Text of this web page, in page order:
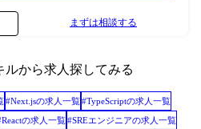
の配属を想定しています。 部全体で
続して積極採用を行い組織は大きく拡
視点が活かされることで、⽴場に関
社⾵です。また、主体的な⾔動や意
環境であり、成⻑意欲がある⽅には
する環境です。コミュニケーションを
素材・工法ごとの判断ロジック設
体系化 【図面情報抽出】OCR+レイ
の自動認識 【設計・製造連携】製造
、設計変更の製造影響評価 【チーム
の変更範囲:技術職・
まずは相談する
ルから求人探してみる
#Next.jsの求人一覧 #TypeScriptの求人一覧
Reactの求人一覧 #SREエンジニアの求人一覧